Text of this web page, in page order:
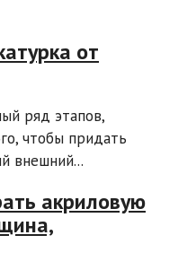
от
ряд этапов,
чтобы придать
внешний...
акриловую